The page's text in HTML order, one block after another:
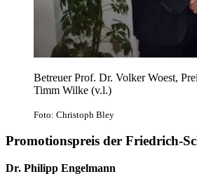
Betreuer Prof. Dr. Volker Woest,
Timm Wilke (v.l.)
Foto: Christoph Bley
Promotionspreis der Friedrich-
Dr. Philipp Engelmann